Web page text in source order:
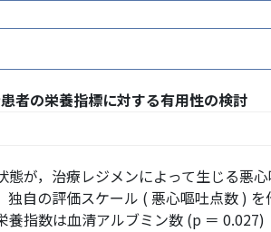
者の栄養指標に対する有用性の検討
が，治療レジメンによって生じる悪
自の評価スケール ( 悪心嘔吐点数 )
指数は血清アルブミン数 (p ＝